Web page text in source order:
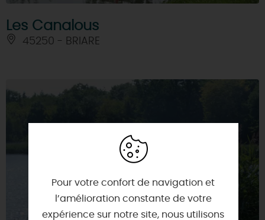
Les Canalous
45250 - BRIARE
Pour votre confort de navigation et
l’amélioration constante de votre
expérience sur notre site, nous utilisons